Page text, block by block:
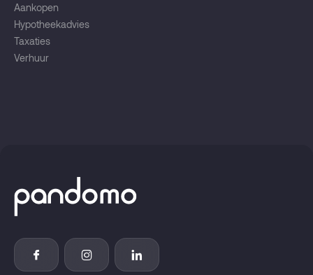
Aankopen
Hypotheekadvies
Taxaties
Verhuur